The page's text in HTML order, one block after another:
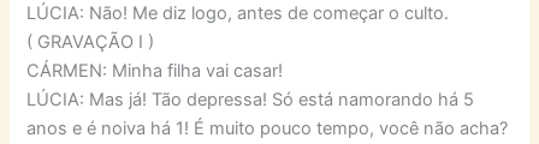
LÚCIA: Não! Me diz logo, antes de começar o culto.
( GRAVAÇÃO I )
CÁRMEN: Minha filha vai casar!
LÚCIA: Mas já! Tão depressa! Só está namorando há 5
anos e é noiva há 1! É muito pouco tempo, você não acha?